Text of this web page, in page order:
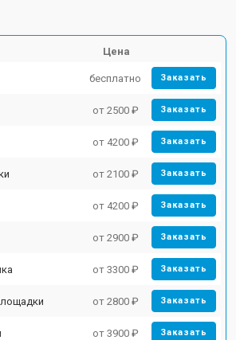
Цена
бесплатно Заказать
от 2500 ₽ Заказать
от 4200 ₽ Заказать
от 2100 ₽ Заказать
от 4200 ₽ Заказать
от 2900 ₽ Заказать
от 3300 ₽ Заказать
от 2800 ₽ Заказать
от 3900 ₽ Заказать